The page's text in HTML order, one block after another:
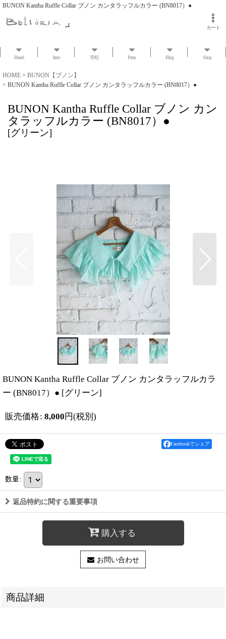
BUNON Kantha Ruffle Collar ブノン カンタラッフルカラー (BN8017）●
カート
Brand Item 市松 Press Blog Shop
HOME > BUNON【ブノン】
> BUNON Kantha Ruffle Collar ブノン カンタラッフルカラー (BN8017）●
BUNON Kantha Ruffle Collar ブノン カン
タラッフルカラー (BN8017）●
[グリーン]
BUNON Kantha Ruffle Collar ブノン カンタラッフルカラ
ー (BN8017）● [グリーン]
販売価格: 8,000 円(税別)
Facebookでシェア
数量:
返品特約に関する重要事項
購入する
お問い合わせ
商品詳細